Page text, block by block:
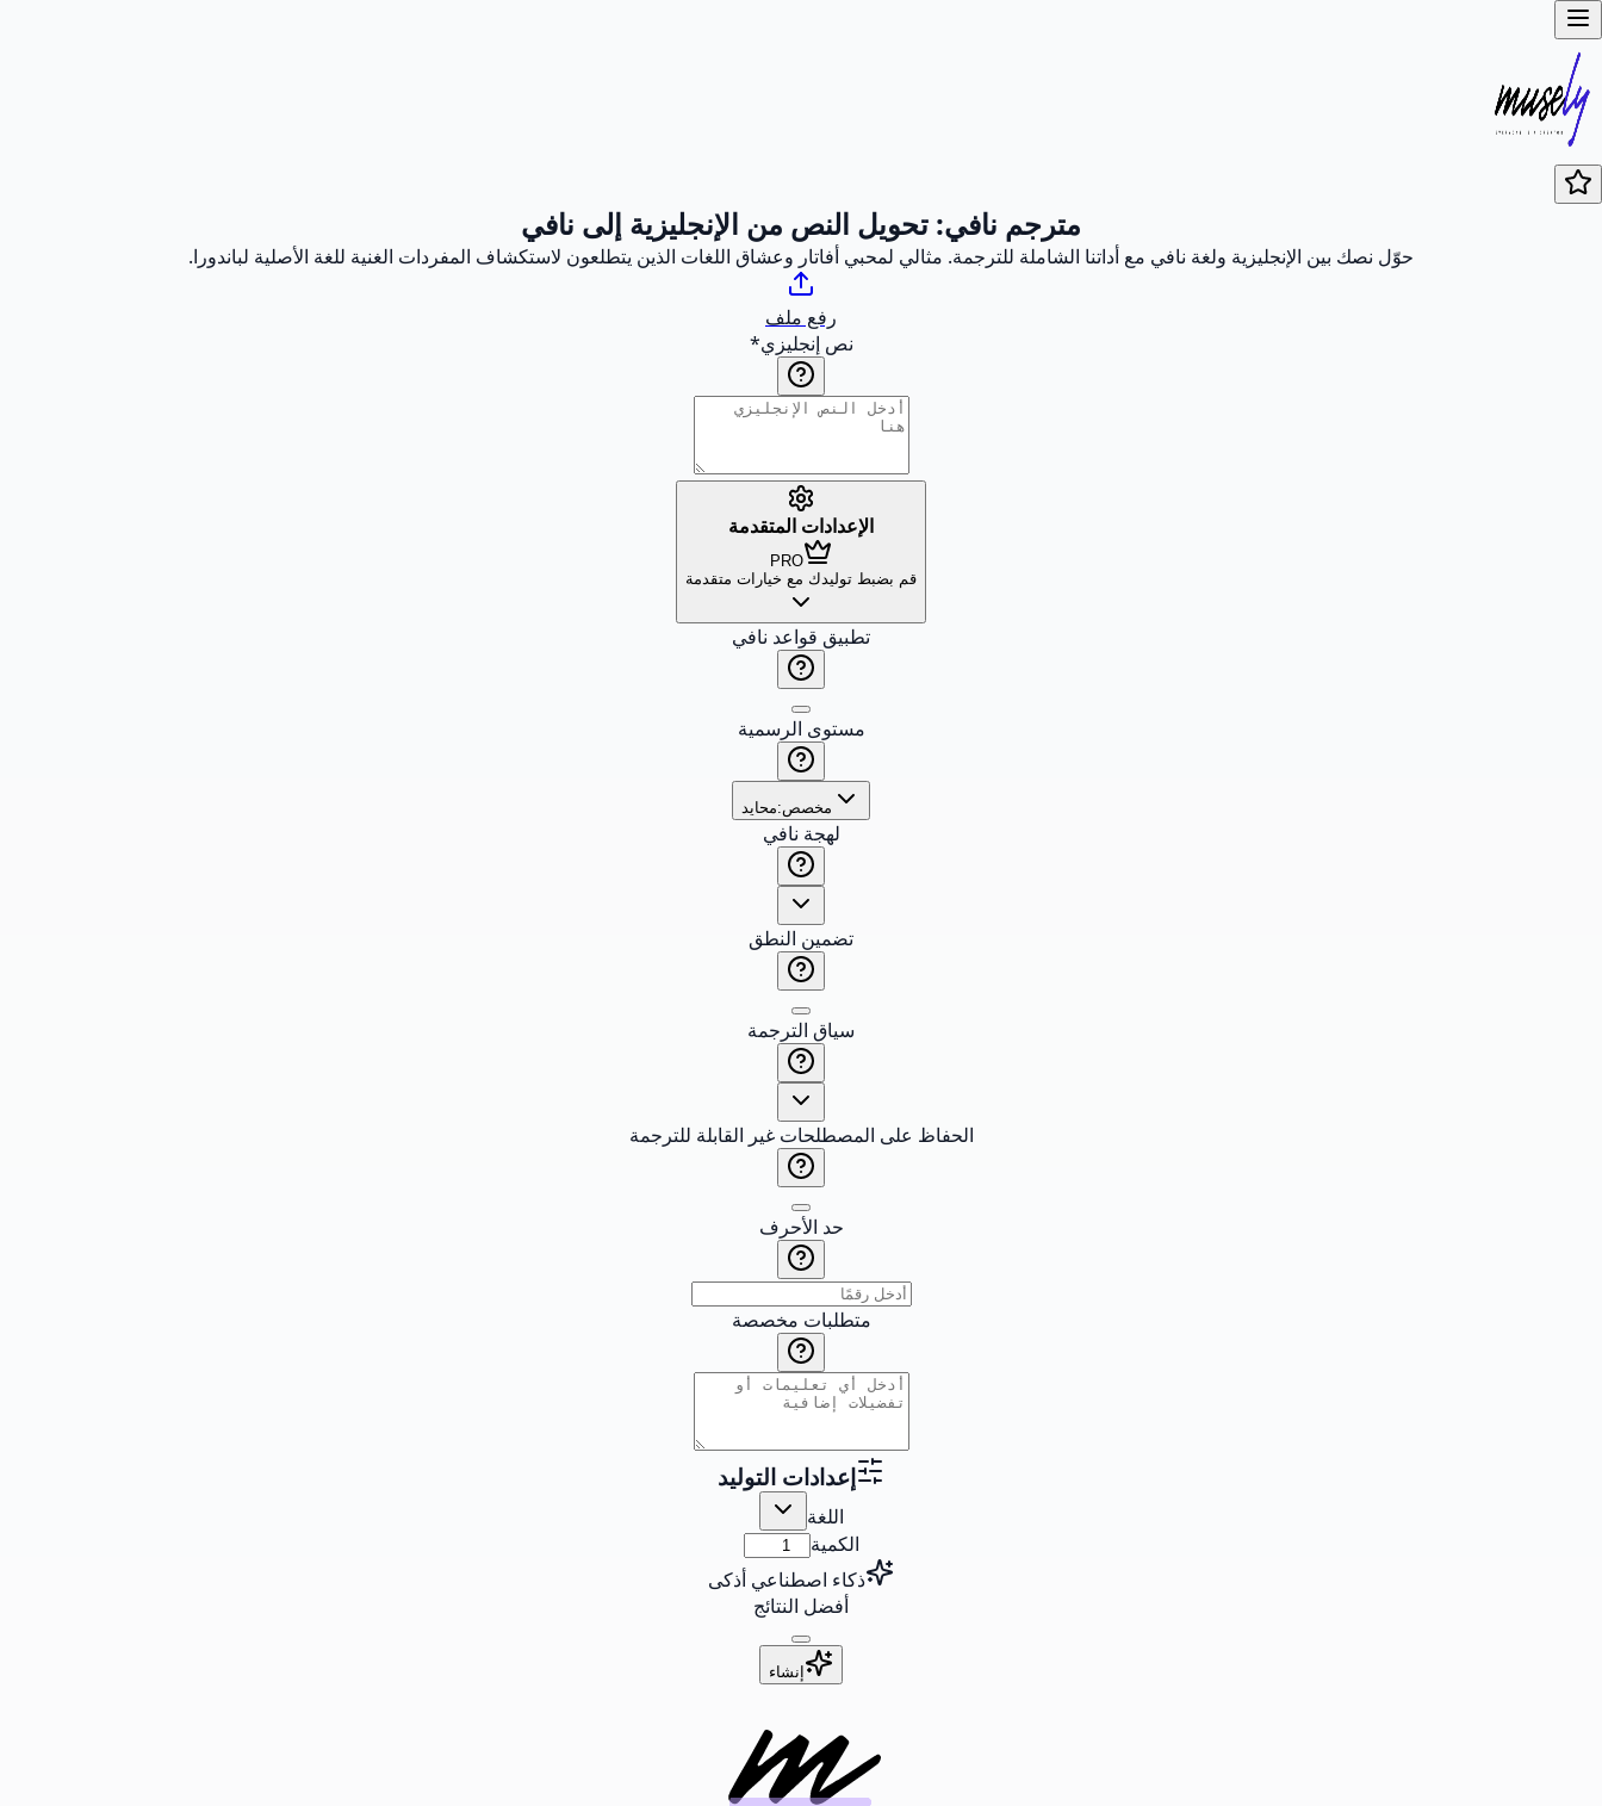
مترجم نافي: تحويل النص من الإنجليزية إلى نافي
حوّل نصك بين الإنجليزية ولغة نافي مع أداتنا الشاملة للترجمة. مثالي لمحبي أفاتار وعشاق اللغات الذين يتطلعون لاستكشاف المفردات الغنية للغة الأصلية لباندورا.
رفع ملف
نص إنجليزي*
الإعدادات المتقدمة
PRO
قم بضبط توليدك مع خيارات متقدمة
تطبيق قواعد نافي
مستوى الرسمية
مخصص:محايد
لهجة نافي
تضمين النطق
سياق الترجمة
الحفاظ على المصطلحات غير القابلة للترجمة
حد الأحرف
متطلبات مخصصة
إعدادات التوليد
اللغة
الكمية
ذكاء اصطناعي أذكى
أفضل النتائج
إنشاء